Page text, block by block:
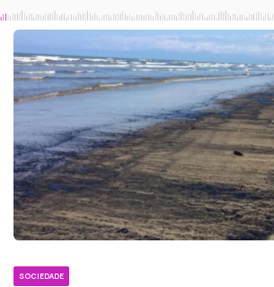
SOCIEDADE